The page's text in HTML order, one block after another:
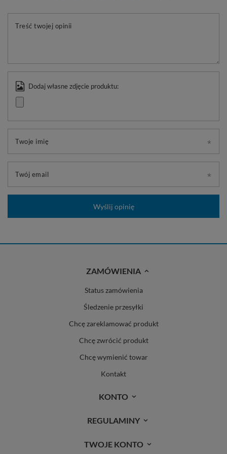
Treść twojej opinii
Dodaj własne zdjęcie produktu:
Twoje imię
Twój email
Wyślij opinię
ZAMÓWIENIA
Status zamówienia
Śledzenie przesyłki
Chcę zareklamować produkt
Chcę zwrócić produkt
Chcę wymienić towar
Kontakt
KONTO
REGULAMINY
TWOJE KONTO